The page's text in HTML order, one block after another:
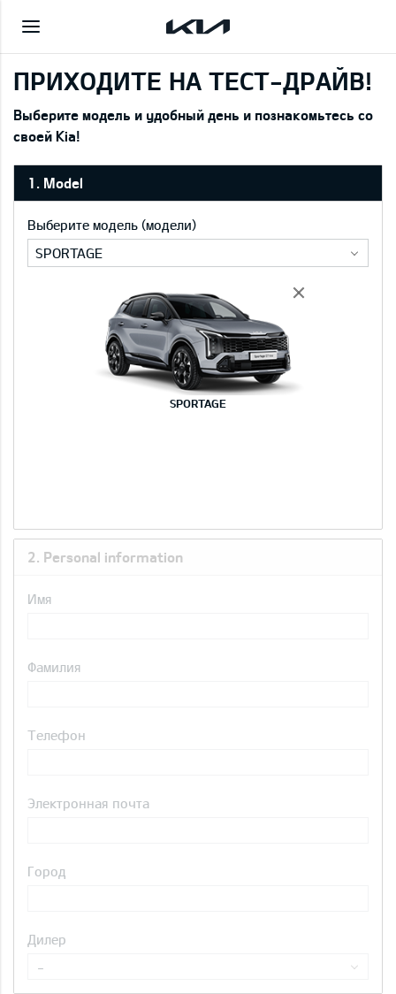
ПРИХОДИТЕ НА ТЕСТ-ДРАЙВ!
Выберите модель и удобный день и познакомьтесь со
своей Kia!
1. Model
2. Personal information
Выберите модель (модели)
SPORTAGE
SPORTAGE
Имя
Фамилия
Телефон
Электронная почта
Город
Дилер
-